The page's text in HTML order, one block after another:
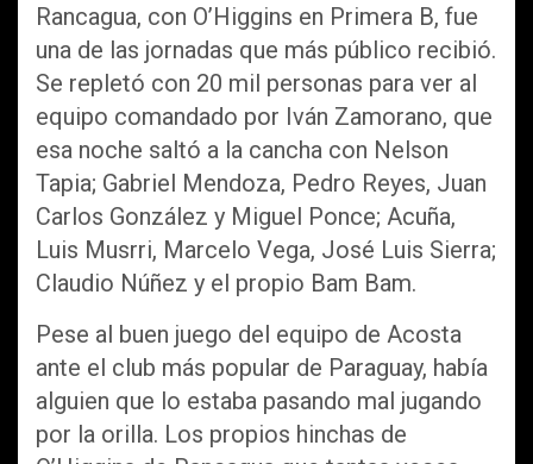
Rancagua, con O’Higgins en Primera B, fue
una de las jornadas que más público recibió.
Se repletó con 20 mil personas para ver al
equipo comandado por Iván Zamorano, que
esa noche saltó a la cancha con Nelson
Tapia; Gabriel Mendoza, Pedro Reyes, Juan
Carlos González y Miguel Ponce; Acuña,
Luis Musrri, Marcelo Vega, José Luis Sierra;
Claudio Núñez y el propio Bam Bam.
Pese al buen juego del equipo de Acosta
ante el club más popular de Paraguay, había
alguien que lo estaba pasando mal jugando
por la orilla. Los propios hinchas de